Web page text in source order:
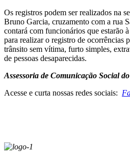
Os registros podem ser realizados na
Bruno Garcia, cruzamento com a rua
contará com funcionários que estarão
para realizar o registro de ocorrências
trânsito sem vítima, furto simples,
de pessoas desaparecidas.
Assessoria de Comunicação Social
Acesse e curta nossas redes sociais: